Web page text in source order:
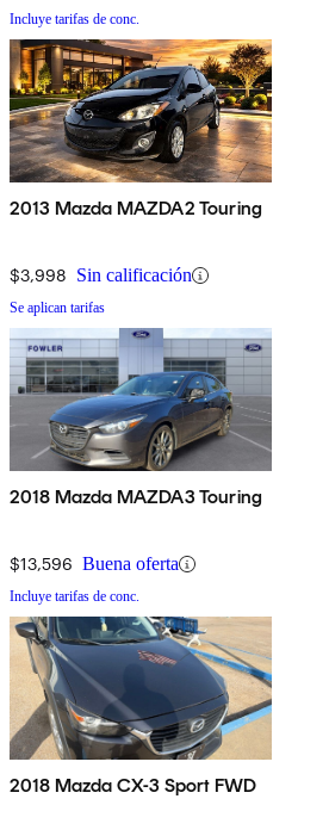
Incluye tarifas de conc.
2013 Mazda MAZDA2 Touring
$3,998 Sin calificación
Se aplican tarifas
2018 Mazda MAZDA3 Touring
$13,596 Buena oferta
Incluye tarifas de conc.
2018 Mazda CX-3 Sport FWD